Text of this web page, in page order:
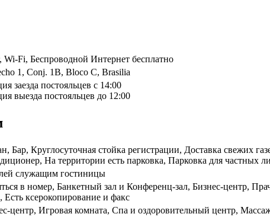
Wi-Fi, Беспроводной Интернет бесплатно
1, Conj. 1B, Bloco C, Brasilia
заезда постояльцев с 14:00
выезда постояльцев до 12:00
Бар, Круглосуточная стойка регистрации, Доставка свежих
На территории есть парковка, Парковка для частных
служащим гостиницы
в номер, Банкетный зал и Конференц-зал, Бизнес-центр,
ксерокопирование и факс
центр, Игровая комната, Спа и оздоровительный центр,